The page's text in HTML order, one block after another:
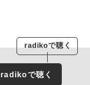
radikoで聴く
radikoで聴く